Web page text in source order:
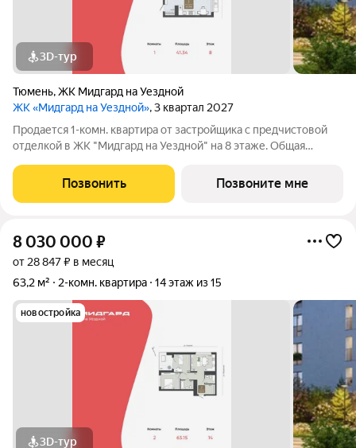
3D-тур
Тюмень,ЖК Мидгард на Уездной
ЖК «Мидгард на Уездной», 3 квартал 2027
Продается 1-комн. квартира от застройщика с предчистовой
отделкой в ЖК "Мидгард на Уездной" на 8 этаже. Общая
кухни-столовой: 15.74 кв.м. Все окна выходят на одну сторону.
В квартире одна
Позвонить Позвоните мне
8 030 000 ₽
от 28 847 ₽ в месяц
63,2 м²
2-комн. квартира 14 этаж из 15
новостройка
3D-тур